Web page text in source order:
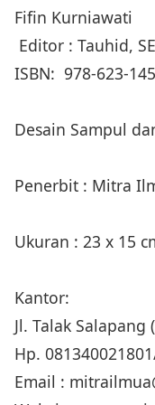
Fifin Kurniawati
Editor : Tauhid,
ISBN: 978-623-
Desain Sampul
Penerbit : Mitra
Ukuran : 23 x 15
Kantor:
Jl. Talak
Hp.
Email :